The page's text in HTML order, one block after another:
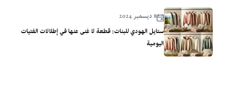
8 ديسمبر 2024
ستايل الهودي للبنات: قطعة لا غنى عنها في إطلالات الفتيات
اليومية